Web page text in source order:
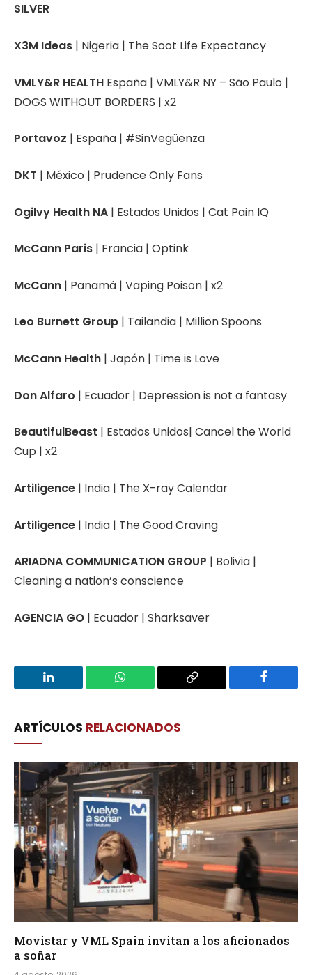
SILVER
X3M Ideas | Nigeria | The Soot Life Expectancy
VMLY&R HEALTH España | VMLY&R NY – São Paulo |
DOGS WITHOUT BORDERS | x2
Portavoz | España | #SinVegüenza
DKT | México | Prudence Only Fans
Ogilvy Health NA | Estados Unidos | Cat Pain IQ
McCann Paris | Francia | Optink
McCann | Panamá | Vaping Poison | x2
Leo Burnett Group | Tailandia | Million Spoons
McCann Health | Japón | Time is Love
Don Alfaro | Ecuador | Depression is not a fantasy
BeautifulBeast | Estados Unidos| Cancel the World
Cup | x2
Artiligence | India | The X-ray Calendar
Artiligence | India | The Good Craving
ARIADNA COMMUNICATION GROUP | Bolivia |
Cleaning a nation’s conscience​
AGENCIA GO | Ecuador | Sharksaver
LinkedIn WhatsApp
Copy
Facebook
ARTÍCULOS RELACIONADOS
Movistar y VML Spain invitan a los aficionados
a soñar